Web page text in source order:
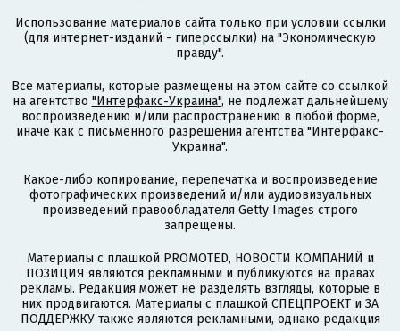
Использование материалов сайта только при условии ссылки
(для интернет-изданий - гиперссылки) на "Экономическую
правду".
Все материалы, которые размещены на этом сайте со ссылкой
на агентство "Интерфакс-Украина", не подлежат дальнейшему
воспроизведению и/или распространению в любой форме,
иначе как с письменного разрешения агентства "Интерфакс-
Украина".
Какое-либо копирование, перепечатка и воспроизведение
фотографических произведений и/или аудиовизуальных
произведений правообладателя Getty Images строго
запрещены.
Материалы с плашкой PROMOTED, НОВОСТИ КОМПАНИЙ и
ПОЗИЦИЯ являются рекламными и публикуются на правах
рекламы. Редакция может не разделять взгляды, которые в
них продвигаются. Материалы с плашкой СПЕЦПРОЕКТ и ЗА
ПОДДЕРЖКУ также являются рекламными, однако редакция